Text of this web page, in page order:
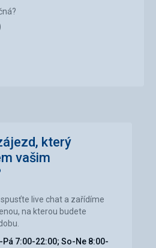
dostupnost
a vstřícný personál.
ze vzdálenějších míst na
Milenium express. Možnost
stanice lanovky.
který
vašim
live chat a zařídíme
na kterou budete
Pá 7:00-22:00; So-Ne 8:00-